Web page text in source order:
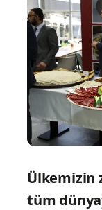
Ülkemizin
tüm